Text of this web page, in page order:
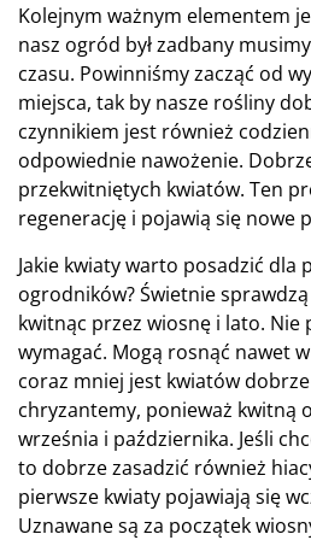
Kolejnym ważnym elementem
nasz ogród był zadbany
czasu. Powinniśmy zacząć od
miejsca, tak by nasze rośliny
czynnikiem jest również
odpowiednie nawożenie.
przekwitniętych kwiatów. Ten
regenerację i pojawią się nowe
Jakie kwiaty warto posadzić dla
ogrodników? Świetnie
kwitnąc przez wiosnę i lato. Nie
wymagać. Mogą rosnąć nawet
coraz mniej jest kwiatów
chryzantemy, ponieważ kwitną
września i października. Jeśli
to dobrze zasadzić również
pierwsze kwiaty pojawiają się
Uznawane są za początek